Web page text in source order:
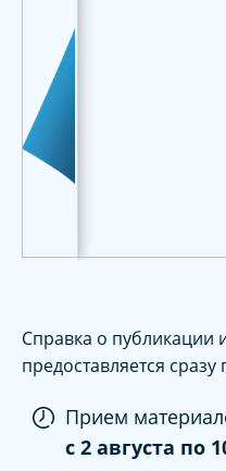
Справка о публикации
предоставляется
Прием
c 2 августа по